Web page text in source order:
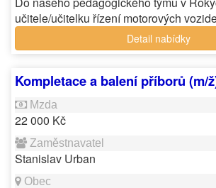
učitele/učitelku řízení motorových
Detail nabídky
Kompletace a balení příborů (m/
22 000 Kč
Stanislav Urban